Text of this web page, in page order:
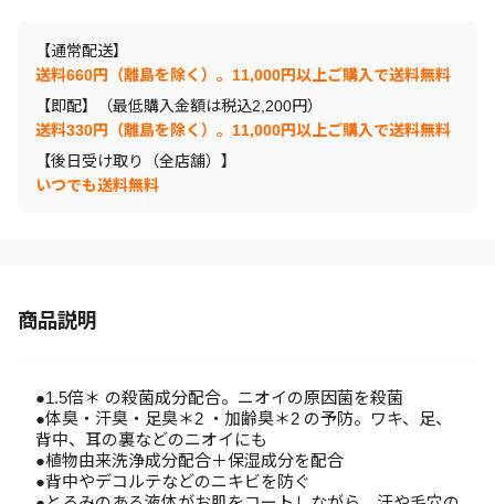
【通常配送】
送料660円（離島を除く）。11,000円以上ご購入で送料無料
【即配】（最低購入金額は税込2,200円）
送料330円（離島を除く）。11,000円以上ご購入で送料無料
【後日受け取り（全店舗）】
いつでも送料無料
商品説明
●1.5倍＊ の殺菌成分配合。ニオイの原因菌を殺菌
●体臭・汗臭・足臭＊2 ・加齢臭＊2 の予防。ワキ、足、
背中、耳の裏などのニオイにも
●植物由来洗浄成分配合＋保湿成分を配合
●背中やデコルテなどのニキビを防ぐ